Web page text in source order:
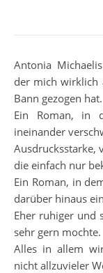
Antonia
der mich wirklich
Bann gezogen hat.
Ein Roman, in
ineinander
Ausdrucksstarke,
die einfach nur
Ein Roman, in
darüber hinaus
Eher ruhiger und
sehr gern mochte.
Alles in allem
nicht allzuvieler